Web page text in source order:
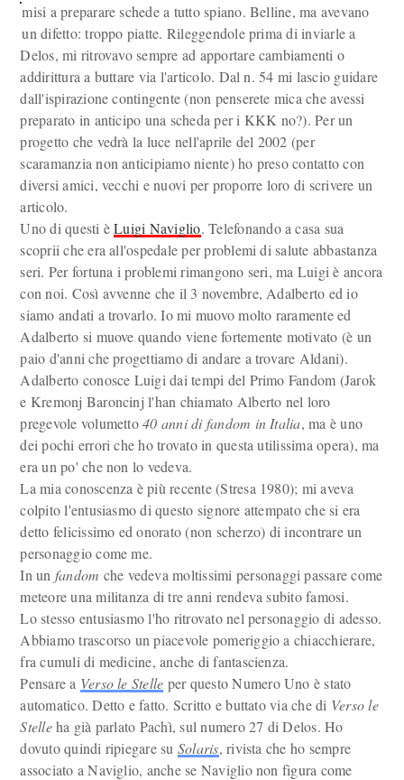
misi a preparare schede a tutto spiano. Belline, ma avevano
un difetto: troppo piatte. Rileggendole prima di inviarle a
Delos, mi ritrovavo sempre ad apportare cambiamenti o
addirittura a buttare via l'articolo. Dal n. 54 mi lascio guidare
dall'ispirazione contingente (non penserete mica che avessi
preparato in anticipo una scheda per i KKK no?). Per un
progetto che vedrà la luce nell'aprile del 2002 (per
scaramanzia non anticipiamo niente) ho preso contatto con
diversi amici, vecchi e nuovi per proporre loro di scrivere un
articolo.
Uno di questi èLuigi Naviglio. Telefonando a casa sua
scoprii che era all'ospedale per problemi di salute abbastanza
seri. Per fortuna i problemi rimangono seri, ma Luigi è ancora
con noi. Così avvenne che il 3 novembre, Adalberto ed io
siamo andati a trovarlo. Io mi muovo molto raramente ed
Adalberto si muove quando viene fortemente motivato (è un
paio d'anni che progettiamo di andare a trovare Aldani).
Adalberto conosce Luigi dai tempi del Primo Fandom (Jarok
e Kremonj Baroncinj l'han chiamato Alberto nel loro
pregevole volumetto40 anni di fandom in Italia, ma è uno
dei pochi errori che ho trovato in questa utilissima opera), ma
era un po' che non lo vedeva.
La mia conoscenza è più recente (Stresa 1980); mi aveva
colpito l'entusiasmo di questo signore attempato che si era
detto felicissimo ed onorato (non scherzo) di incontrare un
personaggio come me.
In un fandom che vedeva moltissimi personaggi passare come
meteore una militanza di tre anni rendeva subito famosi.
Lo stesso entusiasmo l'ho ritrovato nel personaggio di adesso.
Abbiamo trascorso un piacevole pomeriggio a chiacchierare,
fra cumuli di medicine, anche di fantascienza.
Pensare a Verso le Stelle per questo Numero Uno è stato
automatico. Detto e fatto. Scritto e buttato via che di Verso le
Stelleha già parlato Pachì, sul numero 27 di Delos. Ho
dovuto quindi ripiegare su Solaris, rivista che ho sempre
associato a Naviglio, anche se Naviglio non figura come